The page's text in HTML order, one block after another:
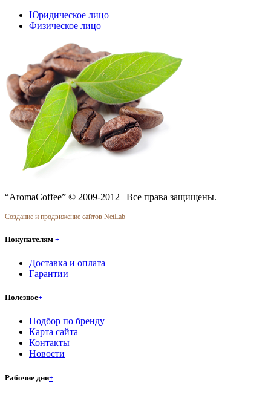
Юридическое лицо
Физическое лицо
“AromaCoffee” © 2009-2012 | Все права защищены.
Создание и продвижение сайтов NetLab
Покупателям +
Доставка и оплата
Гарантии
Полезное+
Подбор по бренду
Карта сайта
Контакты
Новости
Рабочие дни+